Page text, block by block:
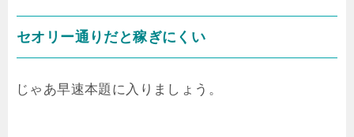
セオリー通りだと稼ぎにくい
じゃあ早速本題に入りましょう。